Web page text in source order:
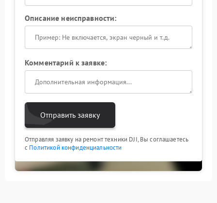
Описание неисправности:
Комментарий к заявке:
Отправить заявку
Отправляя заявку на ремонт техники DJI, Вы соглашаетесь
с Политикой конфиденциальности